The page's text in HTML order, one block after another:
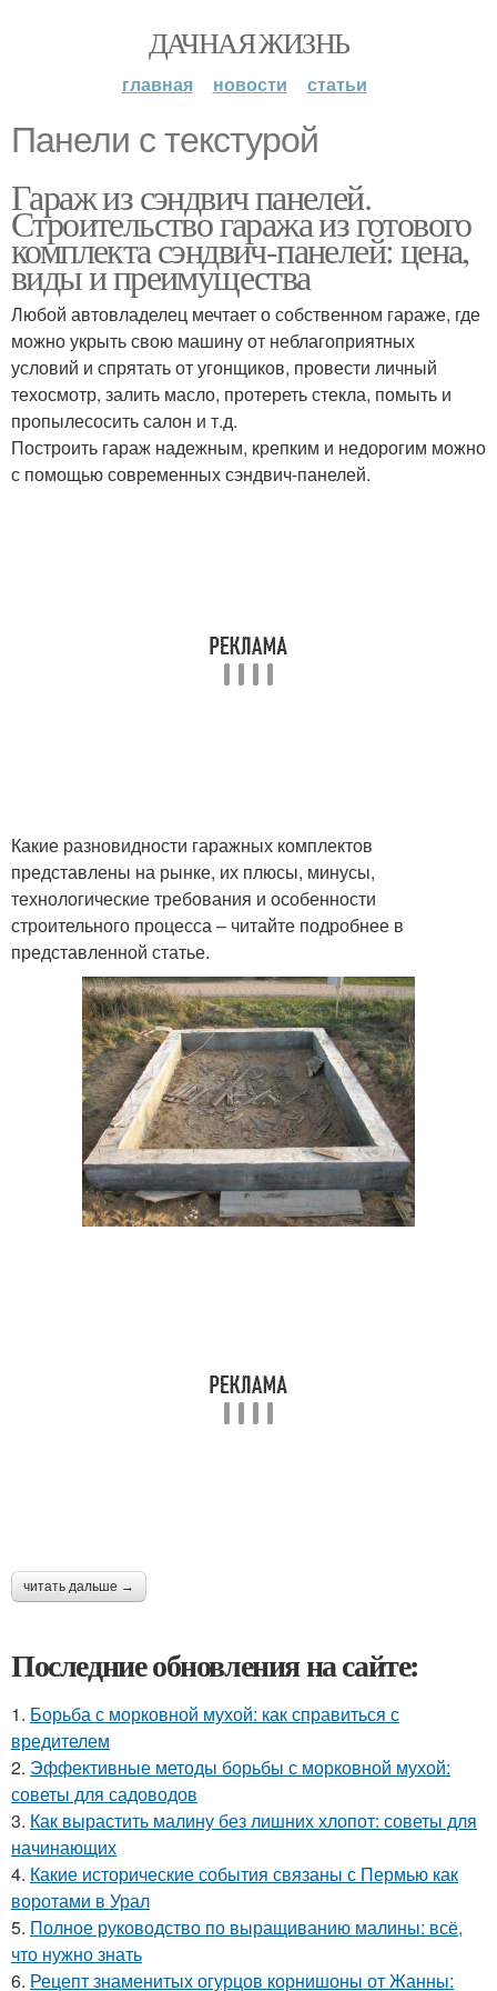
ДАЧНАЯ ЖИЗНЬ
главная новости статьи
Панели с текстурой
Гараж из сэндвич панелей.
Строительство гаража из готового
комплекта сэндвич-панелей: цена,
виды и преимущества
Любой автовладелец мечтает о собственном гараже, где
можно укрыть свою машину от неблагоприятных
условий и спрятать от угонщиков, провести личный
техосмотр, залить масло, протереть стекла, помыть и
пропылесосить салон и т.д.
Построить гараж надежным, крепким и недорогим можно
с помощью современных сэндвич-панелей.
Какие разновидности гаражных комплектов
представлены на рынке, их плюсы, минусы,
технологические требования и особенности
строительного процесса – читайте подробнее в
представленной статье.
читать дальше →
Последние обновления на сайте:
1. Борьба с морковной мухой: как справиться с
вредителем
2. Эффективные методы борьбы с морковной мухой:
советы для садоводов
3. Как вырастить малину без лишних хлопот: советы для
начинающих
4. Какие исторические события связаны с Пермью как
воротами в Урал
5. Полное руководство по выращиванию малины: всё,
что нужно знать
6. Рецепт знаменитых огурцов корнишоны от Жанны: